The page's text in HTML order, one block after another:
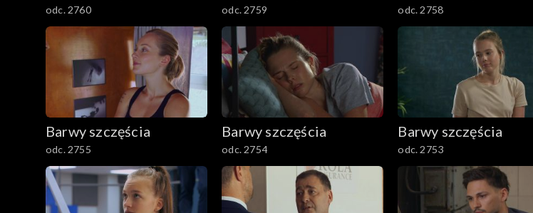
odc. 2760 odc. 2759 odc. 2758
Barwy szczęścia
odc. 2755
Barwy szczęścia
odc. 2754
Barwy szczęścia
odc. 2753